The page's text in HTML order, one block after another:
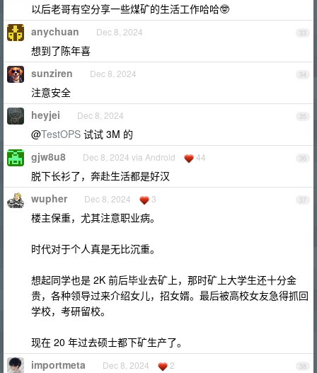
以后老哥有空分享一些煤矿的生活工作哈哈🤓
33
anychuan Dec 8, 2024
想到了陈年喜
34
sunziren Dec 8, 2024
注意安全
35
heyjei Dec 8, 2024
@TestOPS 试试 3M 的
36
gjw8u8 Dec 8, 2024 via Android 44
脱下长衫了，奔赴生活都是好汉
37
wupher Dec 8, 2024 3
楼主保重，尤其注意职业病。
时代对于个人真是无比沉重。
想起同学也是 2K 前后毕业去矿上，那时矿上大学生还十分金
贵，各种领导过来介绍女儿，招女婿。最后被高校女友急得抓回
学校，考研留校。
现在 20 年过去硕士都下矿生产了。
38
importmeta Dec 8, 2024 2